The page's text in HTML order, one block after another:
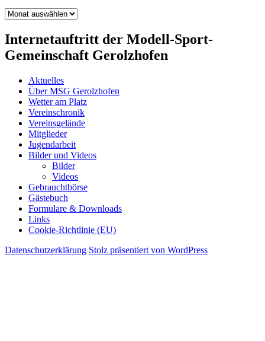
Archiv
Internetauftritt der Modell-Sport-
Gemeinschaft Gerolzhofen
Aktuelles
Über MSG Gerolzhofen
Wetter am Platz
Vereinschronik
Vereinsgelände
Mitglieder
Jugendarbeit
Bilder und Videos
Bilder
Videos
Gebrauchtbörse
Gästebuch
Formulare & Downloads
Links
Cookie-Richtlinie (EU)
Datenschutzerklärung Stolz präsentiert von WordPress